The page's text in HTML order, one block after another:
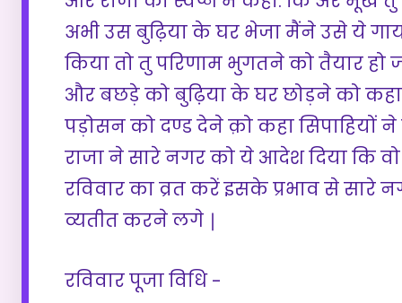
अभी उस बुढ़िया के घर भेजा मैंने उसे ये
किया तो तु परिणाम भुगतने को तैयार हो
और बछड़े को बुढ़िया के घर छोड़ने को
पड़ोसन को दण्ड देने क़ो कहा सिपाहियों
राजा ने सारे नगर को ये आदेश दिया कि
रविवार का व्रत करें इसके प्रभाव से
व्यतीत करने लगे ∣
रविवार पूजा विधि -